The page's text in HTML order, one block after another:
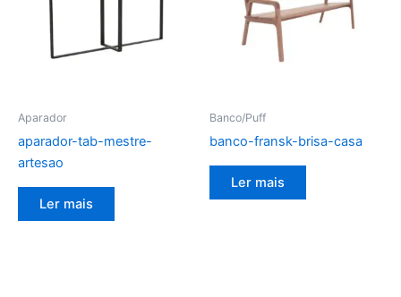
Aparador
aparador-tab-mestre-
artesao
Ler mais
Banco/Puff
banco-fransk-brisa-casa
Ler mais